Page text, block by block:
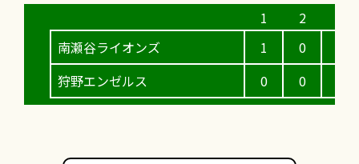
南瀬谷ライオンズ
狩野エンゼルス
1
0
0
0